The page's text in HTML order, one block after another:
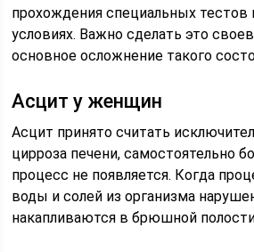
прохождения специальных тестов
условиях. Важно сделать это
основное осложнение такого
Асцит у женщин
Асцит принято считать
цирроза печени, самостоятельно
процесс не появляется. Когда
воды и солей из организма
накапливаются в брюшной